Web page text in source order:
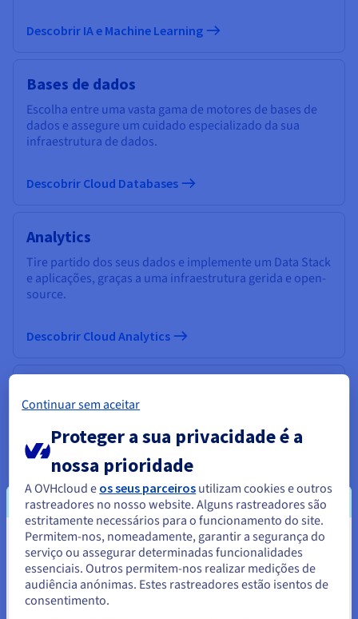
Descobrir IA e Machine Learning
Bases de dados
Escolha entre uma vasta gama de motores de bases de
dados e assegure um cuidado especializado da sua
infraestrutura de dados.
Descobrir Cloud Databases
Analytics
Tire partido dos seus dados e implemente um Data Stack
e aplicações, graças a uma infraestrutura gerida e open-
source.
Descobrir Cloud Analytics
Realize e implemente os seus projetos Data & Analytics
em tempo recorde com uma solução completa,
unificada, colaborativa e acessível a todos.
Descobrir Data Platform
Computação quântica
Explore a computação quântica graças a uma plataforma
unificada: simule, teste e execute os seus algoritmos em
emuladores e QPU com toda a simplicidade.
Parece que está localizado em
Estados Unidos.
Para encomendar a partir de Estados Unidos, terá de consultar e
Continuar sem aceitar
Proteger a sua privacidade é a
nossa prioridade
A OVHcloud e os seus parceiros utilizam cookies e outros
rastreadores no nosso website. Alguns rastreadores são
estritamente necessários para o funcionamento do site.
Permitem-nos, nomeadamente, garantir a segurança do
serviço ou assegurar determinadas funcionalidades
essenciais. Outros permitem-nos realizar medições de
audiência anónimas. Estes rastreadores estão isentos de
consentimento.